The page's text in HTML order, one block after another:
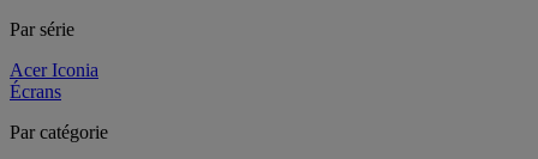
Par série
Acer Iconia
Écrans
Par catégorie